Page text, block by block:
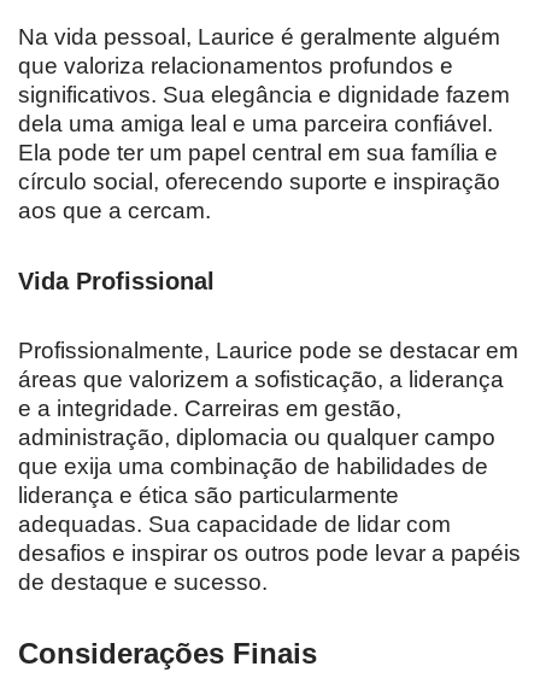
Na vida pessoal, Laurice é geralmente alguém
que valoriza relacionamentos profundos e
significativos. Sua elegância e dignidade fazem
dela uma amiga leal e uma parceira confiável.
Ela pode ter um papel central em sua família e
círculo social, oferecendo suporte e inspiração
aos que a cercam.
Vida Profissional
Profissionalmente, Laurice pode se destacar em
áreas que valorizem a sofisticação, a liderança
e a integridade. Carreiras em gestão,
administração, diplomacia ou qualquer campo
que exija uma combinação de habilidades de
liderança e ética são particularmente
adequadas. Sua capacidade de lidar com
desafios e inspirar os outros pode levar a papéis
de destaque e sucesso.
Considerações Finais